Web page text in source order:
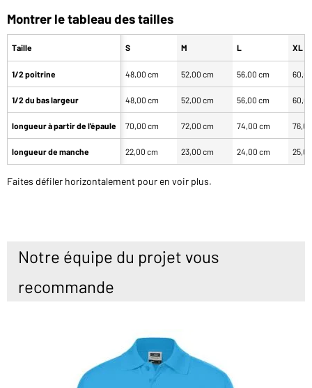
Montrer le tableau des tailles
Taille
1/2 poitrine
1/2 du bas largeur
longueur à partir de l'épaule
longueur de manche
S M L XL
48,00 cm 52,00 cm 56,00 cm
48,00 cm 52,00 cm 56,00 cm
70,00 cm 72,00 cm 74,00 cm
22,00 cm 23,00 cm 24,00 cm
Faites défiler horizontalement pour en voir plus.
Notre équipe du projet vous
recommande